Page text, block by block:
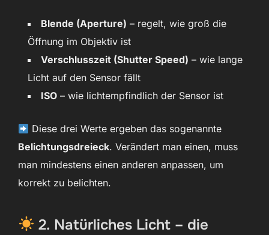
Blende (Aperture) – regelt, wie groß die
Öffnung im Objektiv ist
Verschlusszeit (Shutter Speed) – wie lange
Licht auf den Sensor fällt
ISO – wie lichtempfindlich der Sensor ist
Diese drei Werte ergeben das sogenannte
Belichtungsdreieck. Verändert man einen, muss
man mindestens einen anderen anpassen, um
korrekt zu belichten.
2. Natürliches Licht – die